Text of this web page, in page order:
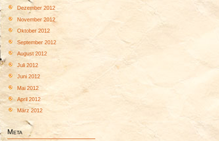
Dezember 2012
November 2012
Oktober 2012
September 2012
August 2012
Juli 2012
Juni 2012
Mai 2012
April 2012
März 2012
Meta